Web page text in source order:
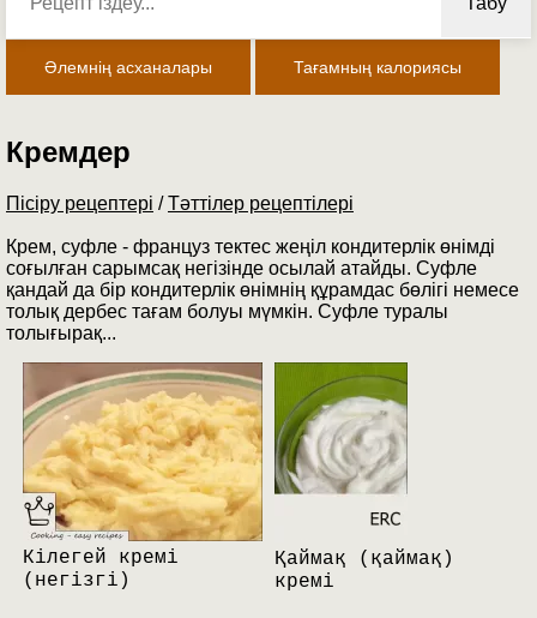
Әлемнің асханалары Тағамның калориясы
Кремдер
Пісіру рецептері /Тәттілер рецептілері
Крем, суфле - француз тектес жеңіл кондитерлік өнімді
соғылған сарымсақ негізінде осылай атайды. Суфле
қандай да бір кондитерлік өнімнің құрамдас бөлігі немесе
толық дербес тағам болуы мүмкін. Суфле туралы
толығырақ...
Кілегей кремі
(негізгі)
Қаймақ (қаймақ)
кремі